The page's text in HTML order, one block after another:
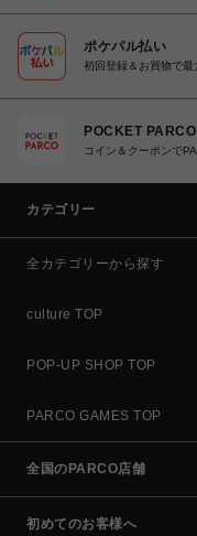
ポケパル払い
初回登録＆お買物で
POCKET PARCO
コイン＆クーポンで
カテゴリー
全カテゴリーから探す
culture TOP
POP-UP SHOP TOP
PARCO GAMES TOP
全国のPARCO店舗
初めてのお客様へ